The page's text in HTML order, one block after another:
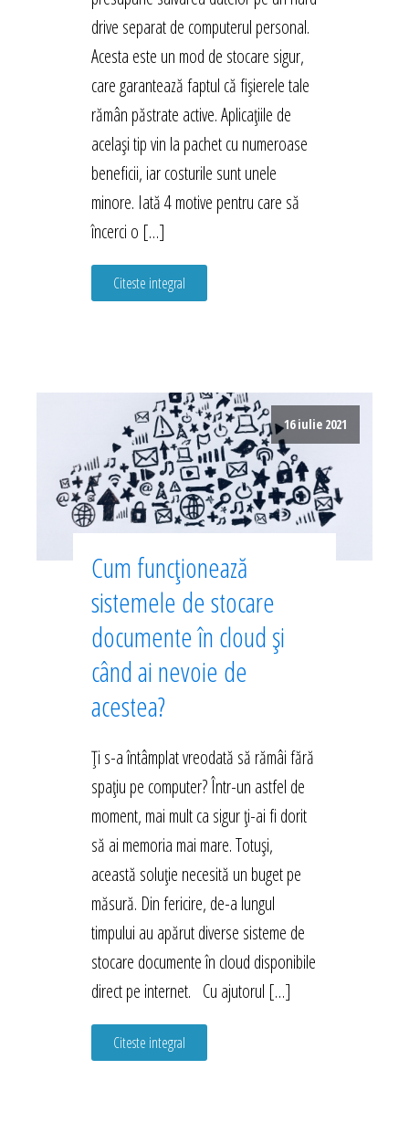
drive separat de computerul personal.
Acesta este un mod de stocare sigur,
care garantează faptul că fișierele tale
rămân păstrate active. Aplicațiile de
același tip vin la pachet cu numeroase
beneficii, iar costurile sunt unele
minore. Iată 4 motive pentru care să
încerci o […]
Citeste integral
16 iulie 2021
Cum funcționează
sistemele de stocare
documente în cloud și
când ai nevoie de
acestea?
Ți s-a întâmplat vreodată să rămâi fără
spațiu pe computer? Într-un astfel de
moment, mai mult ca sigur ți-ai fi dorit
să ai memoria mai mare. Totuși,
această soluție necesită un buget pe
măsură. Din fericire, de-a lungul
timpului au apărut diverse sisteme de
stocare documente în cloud disponibile
direct pe internet. Cu ajutorul […]
Citeste integral